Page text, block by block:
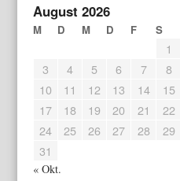
August 2026
M D M D F S
1
3
4 5 6 7 8
10
11 12 13 14 15
17
18 19 20 21 22
24
25 26 27 28 29
31
« Okt.